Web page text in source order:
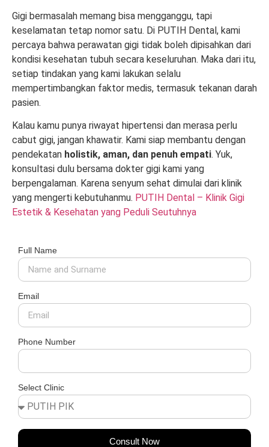
Gigi bermasalah memang bisa mengganggu, tapi
keselamatan tetap nomor satu. Di PUTIH Dental, kami
percaya bahwa perawatan gigi tidak boleh dipisahkan dari
kondisi kesehatan tubuh secara keseluruhan. Maka dari itu,
setiap tindakan yang kami lakukan selalu
mempertimbangkan faktor medis, termasuk tekanan darah
pasien.
Kalau kamu punya riwayat hipertensi dan merasa perlu
cabut gigi, jangan khawatir. Kami siap membantu dengan
pendekatan holistik, aman, dan penuh empati. Yuk,
konsultasi dulu bersama dokter gigi kami yang
berpengalaman. Karena senyum sehat dimulai dari klinik
yang mengerti kebutuhanmu. PUTIH Dental – Klinik Gigi
Estetik & Kesehatan yang Peduli Seutuhnya
Full Name
Email
Phone Number
Select Clinic
Consult Now